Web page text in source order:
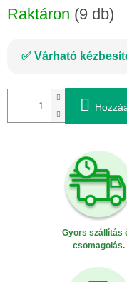
Raktáron (9 db)
Várható
Gyors szállítás
csomagolás.